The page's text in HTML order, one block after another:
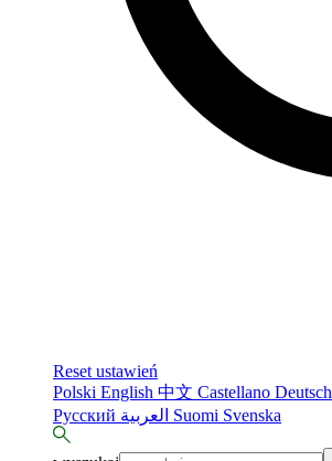
Reset ustawień
Polski English 中文 Castellano Deutsch
Русский
Suomi Svenska